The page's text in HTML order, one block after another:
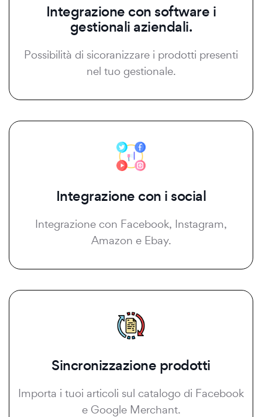
Integrazione con software i
gestionali aziendali.
Possibilità di sicoranizzare i prodotti presenti
nel tuo gestionale.
Integrazione con i social
Integrazione con Facebook, Instagram,
Amazon e Ebay.
Sincronizzazione prodotti
Importa i tuoi articoli sul catalogo di Facebook
e Google Merchant.